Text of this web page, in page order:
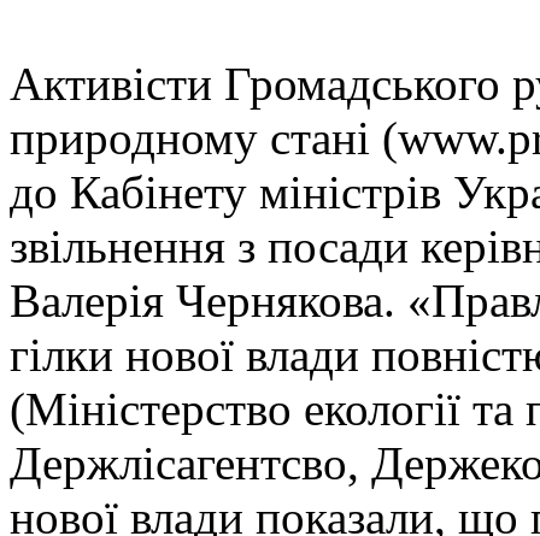
Активісти Громадського
природному стані
до Кабінету міністрів
звільнення з посади
Валерія Чернякова.
гілки нової влади
(Міністерство екології
Держлісагентсво,
нової влади показали, що